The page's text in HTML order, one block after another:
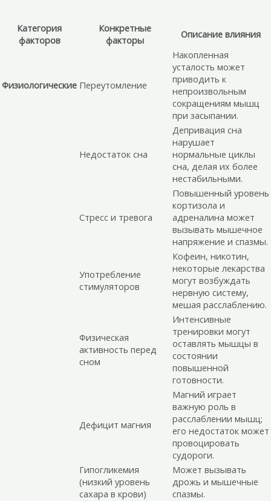
Категория
факторов
Конкретные
факторы
Описание влияния
Физиологические Переутомление
Накопленная
усталость может
приводить к
непроизвольным
сокращениям мышц
при засыпании.
Недостаток сна
Депривация сна
нарушает
нормальные циклы
сна, делая их более
нестабильными.
Стресс и тревога
Повышенный уровень
кортизола и
адреналина может
вызывать мышечное
напряжение и спазмы.
Употребление
стимуляторов
Кофеин, никотин,
некоторые лекарства
могут возбуждать
нервную систему,
мешая расслаблению.
Физическая
активность перед
сном
Интенсивные
тренировки могут
оставлять мышцы в
состоянии
повышенной
готовности.
Дефицит магния
Магний играет
важную роль в
расслаблении мышц;
его недостаток может
провоцировать
судороги.
Гипогликемия
(низкий уровень
сахара в крови)
Может вызывать
дрожь и мышечные
спазмы.